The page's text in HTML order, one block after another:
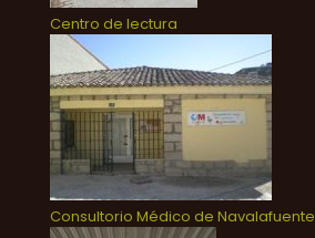
Centro de lectura
Consultorio Médico de Navalafuente